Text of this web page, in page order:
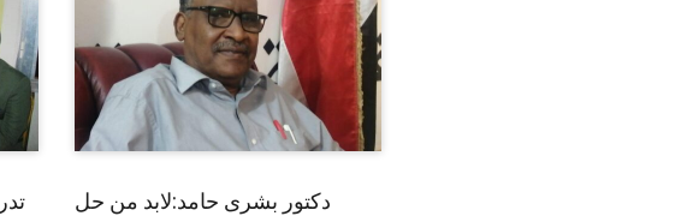
دكتور بشرى حامد:لابد من حل